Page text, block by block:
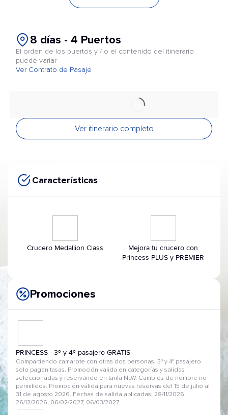
8 días - 4 Puertos
El orden de los puertos y / o el contenido del itinerario
puede variar
Ver Contrato de Pasaje
Ver itinerario completo
Características
Crucero Medallion Class
Mejora tu crucero con
Princess PLUS y PREMIER
Promociones
PRINCESS - 3º y 4º pasajero GRATIS
Compartiendo camarote con otras dos personas, 3º y 4º pasajero
solo pagan tasas. Promoción valida en categorías y salidas
seleccionadas y reservando en tarifa NLW. Cambios de nombre no
permitidos. Promoción válida para nuevas reservas del 15 de julio al
31 de agosto 2026. Fechas de salida aplicadas: 28/11/2026,
26/12/2026, 06/02/2027, 06/03/2027